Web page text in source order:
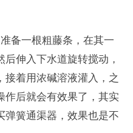
一根粗藤条，在其一
伸入下水道旋转搅动，
接着用浓碱溶液灌入，之
作后就会有效果了，其实
弹簧通渠器，效果也是不